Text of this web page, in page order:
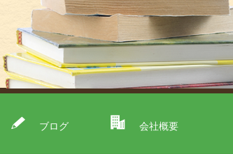
ブログ 会社概要